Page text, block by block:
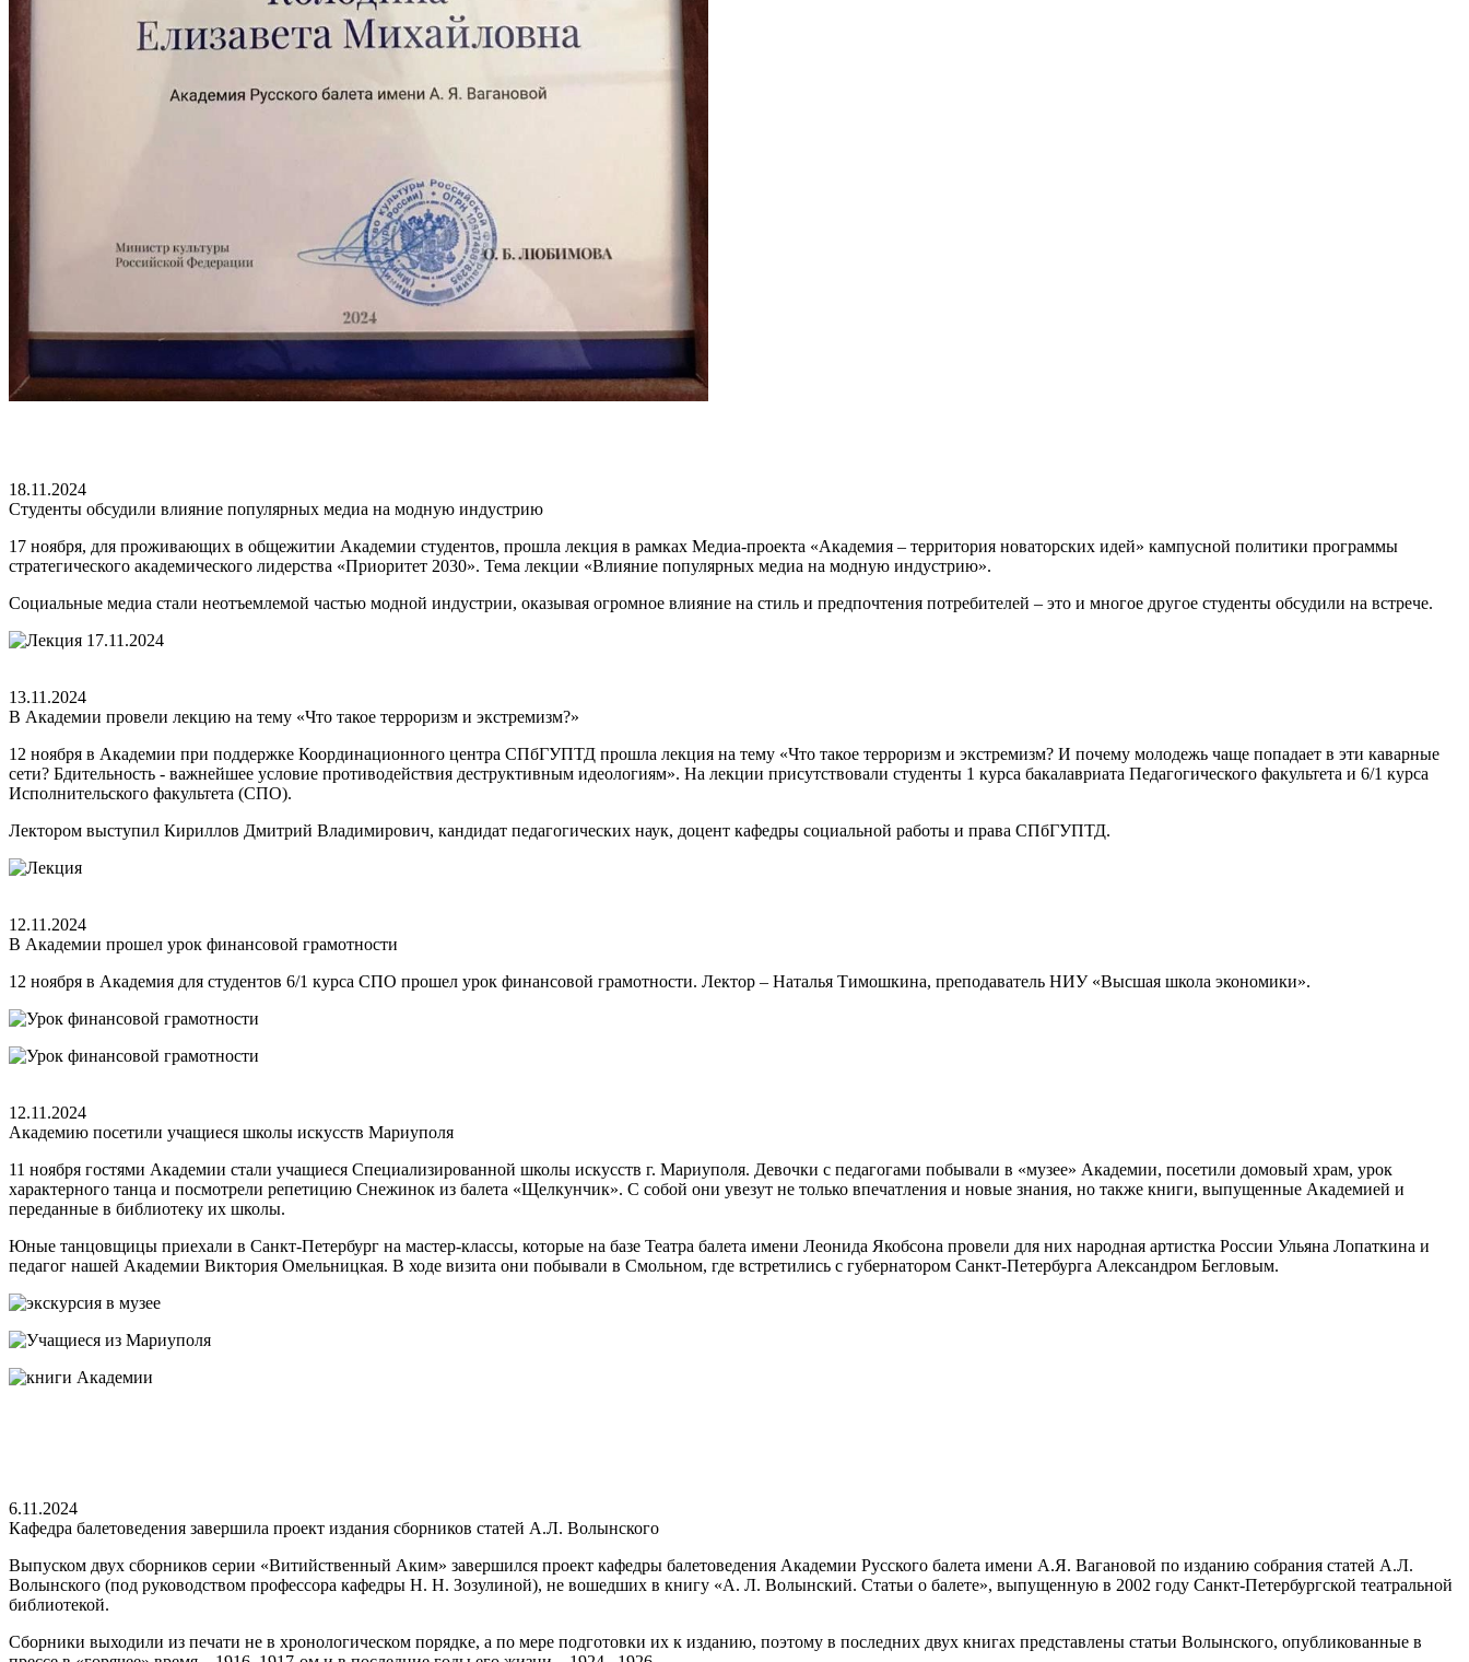
18.11.2024
Студенты обсудили влияние популярных медиа на модную индустрию
17 ноября, для проживающих в общежитии Академии студентов, прошла лекция в рамках Медиа-проекта «Академия – территория новаторских идей» кампусной политики программы
стратегического академического лидерства «Приоритет 2030». Тема лекции «Влияние популярных медиа на модную индустрию».
Социальные медиа стали неотъемлемой частью модной индустрии, оказывая огромное влияние на стиль и предпочтения потребителей – это и многое другое студенты обсудили на встрече.
13.11.2024
В Академии провели лекцию на тему «Что такое терроризм и экстремизм?»
12 ноября в Академии при поддержке Координационного центра СПбГУПТД прошла лекция на тему «Что такое терроризм и экстремизм? И почему молодежь чаще попадает в эти каварные
сети? Бдительность - важнейшее условие противодействия деструктивным идеологиям». На лекции присутствовали студенты 1 курса бакалавриата Педагогического факультета и 6/1 курса
Исполнительского факультета (СПО).
Лектором выступил Кириллов Дмитрий Владимирович, кандидат педагогических наук, доцент кафедры социальной работы и права СПбГУПТД.
12.11.2024
В Академии прошел урок финансовой грамотности
12 ноября в Академия для студентов 6/1 курса СПО прошел урок финансовой грамотности. Лектор – Наталья Тимошкина, преподаватель НИУ «Высшая школа экономики».
12.11.2024
Академию посетили учащиеся школы искусств Мариуполя
11 ноября гостями Академии стали учащиеся Специализированной школы искусств г. Мариуполя. Девочки с педагогами побывали в «музее» Академии, посетили домовый храм, урок
характерного танца и посмотрели репетицию Снежинок из балета «Щелкунчик». С собой они увезут не только впечатления и новые знания, но также книги, выпущенные Академией и
переданные в библиотеку их школы.
Юные танцовщицы приехали в Санкт-Петербург на мастер-классы, которые на базе Театра балета имени Леонида Якобсона провели для них народная артистка России Ульяна Лопаткина и
педагог нашей Академии Виктория Омельницкая. В ходе визита они побывали в Смольном, где встретились с губернатором Санкт-Петербурга Александром Бегловым.
6.11.2024
Кафедра балетоведения завершила проект издания сборников статей А.Л. Волынского
Выпуском двух сборников серии «Витийственный Аким» завершился проект кафедры балетоведения Академии Русского балета имени А.Я. Вагановой по изданию собрания статей А.Л.
Волынского (под руководством профессора кафедры Н. Н. Зозулиной), не вошедших в книгу «А. Л. Волынский. Статьи о балете», выпущенную в 2002 году Санкт-Петербургской театральной
библиотекой.
Сборники выходили из печати не в хронологическом порядке, а по мере подготовки их к изданию, поэтому в последних двух книгах представлены статьи Волынского, опубликованные в